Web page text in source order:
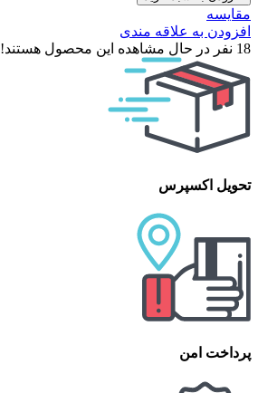
مقایسه
افزودن به علاقه مندی
18 نفر در حال مشاهده این محصول هستند!
تحویل اکسپرس
پرداخت امن